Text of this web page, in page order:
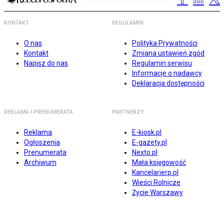
KONTAKT
O nas
Kontakt
Napisz do nas
REGULAMIN
Polityka Prywatności
Zmiana ustawień zgód
Regulamin serwisu
Informacje o nadawcy
Deklaracja dostępności
REKLAMA I PRENUMERATA
Reklama
Ogłoszenia
Prenumerata
Archiwum
PARTNERZY
E-kiosk.pl
E-gazety.pl
Nexto.pl
Mała księgowość
Kancelarierp.pl
Wieści Rolnicze
Życie Warszawy